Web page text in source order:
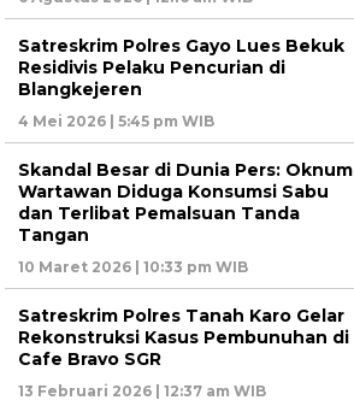
Satreskrim Polres Gayo Lues Bekuk
Residivis Pelaku Pencurian di
Blangkejeren
4 Mei 2026 | 5:45 pm WIB
Skandal Besar di Dunia Pers: Oknum
Wartawan Diduga Konsumsi Sabu
dan Terlibat Pemalsuan Tanda
Tangan
10 Maret 2026 | 10:33 pm WIB
Satreskrim Polres Tanah Karo Gelar
Rekonstruksi Kasus Pembunuhan di
Cafe Bravo SGR
13 Februari 2026 | 12:37 am WIB